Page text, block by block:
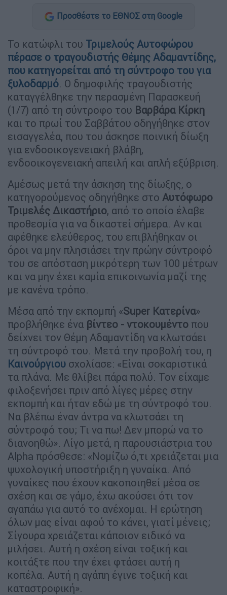
Προσθέστε το ΕΘΝΟΣ στη Google
Το κατώφλι του Τριμελούς Αυτοφώρου
πέρασε ο τραγουδιστής Θέμης Αδαμαντίδης,
που κατηγορείται από τη σύντροφο του για
ξυλοδαρμό. Ο δημοφιλής τραγουδιστής
καταγγέλθηκε την περασμένη Παρασκευή
(1/7) από τη σύντροφο του Βαρβάρα Κίρκη
και το πρωί του Σαββάτου οδηγήθηκε στον
εισαγγελέα, που του άσκησε ποινική δίωξη
για ενδοοικογενειακή βλάβη,
ενδοοικογενειακή απειλή και απλή εξύβριση.
Αμέσως μετά την άσκηση της δίωξης, ο
κατηγορούμενος οδηγήθηκε στο Αυτόφωρο
Τριμελές Δικαστήριο, από το οποίο έλαβε
προθεσμία για να δικαστεί σήμερα. Αν και
αφέθηκε ελεύθερος, του επιβλήθηκαν οι
όροι να μην πλησιάσει την πρώην σύντροφό
του σε απόσταση μικρότερη των 100 μέτρων
και να μην έχει καμία επικοινωνία μαζί της
με κανένα τρόπο.
Μέσα από την εκπομπή «Super Κατερίνα»
προβλήθηκε ένα βίντεο - ντοκουμέντο που
δείχνει τον Θέμη Αδαμαντίδη να κλωτσάει
τη σύντροφό του. Μετά την προβολή του, η
Καινούργιου σχολίασε: «Είναι σοκαριστικά
τα πλάνα. Με θλίβει πάρα πολύ. Τον είχαμε
φιλοξενήσει πριν από λίγες μέρες στην
εκπομπή και ήταν εδώ με τη σύντροφό του.
Να βλέπω έναν άντρα να κλωτσάει τη
σύντροφό του; Τι να πω! Δεν μπορώ να το
διανοηθώ». Λίγο μετά, η παρουσιάστρια του
Alpha πρόσθεσε: «Νομίζω ό,τι χρειάζεται μια
ψυχολογική υποστήριξη η γυναίκα. Από
γυναίκες που έχουν κακοποιηθεί μέσα σε
σχέση και σε γάμο, έχω ακούσει ότι τον
αγαπάω για αυτό το ανέχομαι. Η ερώτηση
όλων μας είναι αφού το κάνει, γιατί μένεις;
Σίγουρα χρειάζεται κάποιον ειδικό να
μιλήσει. Αυτή η σχέση είναι τοξική και
κοιτάξτε που την έχει φτάσει αυτή η
κοπέλα. Αυτή η αγάπη έγινε τοξική και
καταστροφική».